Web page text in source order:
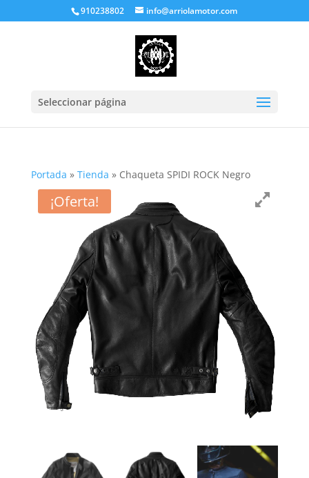
910238802 info@arriolamotor.com
Seleccionar página
Portada » Tienda » Chaqueta SPIDI ROCK Negro
¡Oferta!